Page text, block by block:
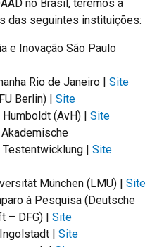
no Brasil, teremos a
das seguintes instituições:
e Inovação São Paulo
Rio de Janeiro | Site
Berlin) | Site
(AvH) | Site
| Site
München (LMU) | Site
à Pesquisa (Deutsche
– DFG) | Site
| Site